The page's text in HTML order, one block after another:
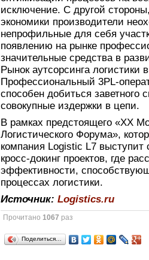
исключение. С другой
экономики производители
непрофильные для себя
появлению на рынке
значительные средства в
Рынок аутсорсинга логистики
Профессиональный 3PL-
способен добиться заветного
совокупные издержки в цепи.
В рамках предстоящего «ХХ
Логистического Форума»,
компания Logistic L7
кросс-докинг проектов, где
эффективности,
процессах логистики.
Источник:Logistics.ru
Прочитано1067 раз
Поделиться…